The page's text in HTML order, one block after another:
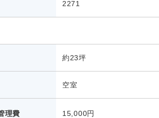
2271
約23坪
空室
理費 15,000円